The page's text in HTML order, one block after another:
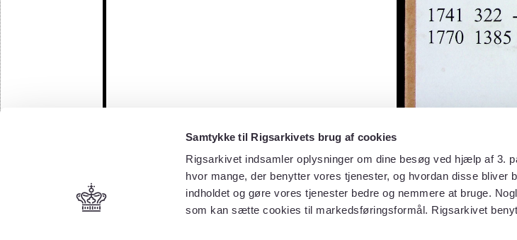
Samtykke til Rigsarkivets brug af cookies
Rigsarkivet indsamler oplysninger om dine besøg ved hjælp af 3.
hvor mange, der benytter vores tjenester, og hvordan disse bliver
indholdet og gøre vores tjenester bedre og nemmere at bruge.
som kan sætte cookies til markedsføringsformål. Rigsarkivet